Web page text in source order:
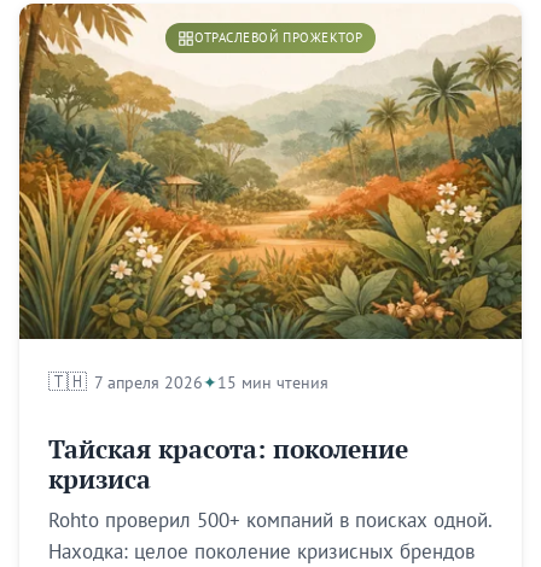
ОТРАСЛЕВОЙ ПРОЖЕКТОР
🇹🇭 7 апреля 2026 15 мин чтения
Тайская красота: поколение
кризиса
Rohto проверил 500+ компаний в поисках одной.
Находка: целое поколение кризисных брендов